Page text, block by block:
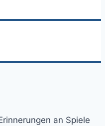
an Spiele